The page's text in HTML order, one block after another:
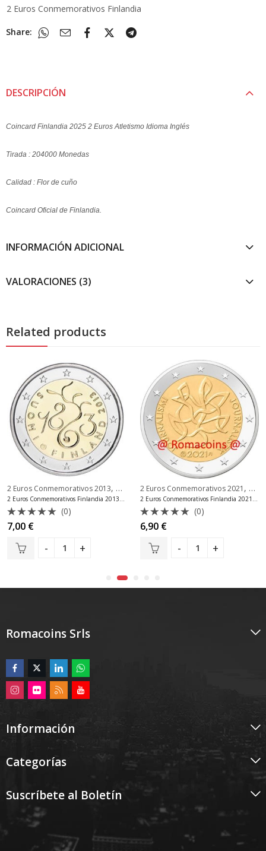
2 Euros Conmemorativos Finlandia
Share:
DESCRIPCIÓN
Coincard Finlandia 2025 2 Euros Atletismo Idioma Inglés
Tirada : 204000 Monedas
Calidad : Flor de cuño
Coincard Oficial de Finlandia.
INFORMACIÓN ADICIONAL
VALORACIONES (3)
Related products
Conmemorativos Finlandia
2 Euros Conmemorativos 2013, 2 Euros Conmemorativos Finlandia
2 Euros Conmemorativos Finlandia 2013 Parlamento Moneda
Valorado
con
de
(0)
7,00 €
2 Euros Conmemorativos 2021 , 2
2 Euros Conmemorativos Finlandia 2021 Periodismo
Valorado
con
de
(0)
6,90 €
Romacoins Srls
Información
Categorías
Suscríbete al Boletín